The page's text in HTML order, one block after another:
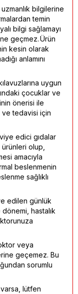
bilgilerine
temin
bilgi sağlamayı
geçmez. Ürün
kesin olarak
anlamını
uygun
çocuklar ve
önerisi ile
ve tedavisi için
edici gıdalar
olup,
amacıyla
beslenmenin
sağlıklı
edilen günlük
hastalık
veya
geçemez. Bu
sorumlu
lütfen